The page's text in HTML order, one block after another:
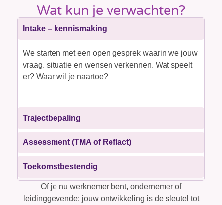
Wat kun je verwachten?
Intake – kennismaking
We starten met een open gesprek waarin we jouw
vraag, situatie en wensen verkennen. Wat speelt
er? Waar wil je naartoe?
Trajectbepaling
Assessment (TMA of Reflact)
Toekomstbestendig
Of je nu werknemer bent, ondernemer of
leidinggevende: jouw ontwikkeling is de sleutel tot